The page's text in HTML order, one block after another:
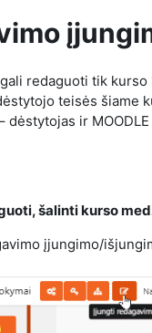
redaguoti tik
teisės šiame
dėstytojas ir
šalinti kurso
įjungimo/